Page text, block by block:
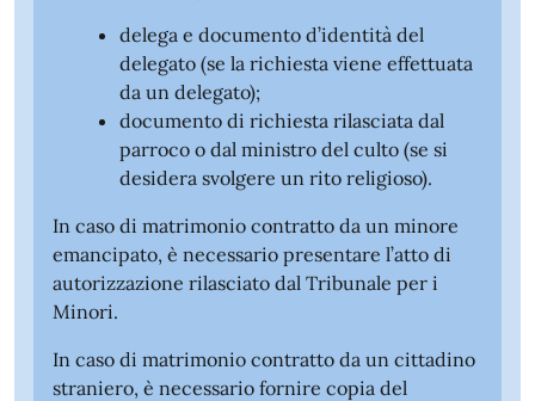
delega e documento d’identità del
delegato (se la richiesta viene effettuata
da un delegato);
documento di richiesta rilasciata dal
parroco o dal ministro del culto (se si
desidera svolgere un rito religioso).
In caso di matrimonio contratto da un minore
emancipato, è necessario presentare l’atto di
autorizzazione rilasciato dal Tribunale per i
Minori.
In caso di matrimonio contratto da un cittadino
straniero, è necessario fornire copia del